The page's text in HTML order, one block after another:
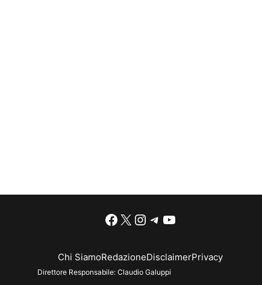
Facebook
X Instagram
Telegram
YouTube
Chi SiamoRedazioneDisclaimerPrivacy
Direttore Responsabile: Claudio Galuppi